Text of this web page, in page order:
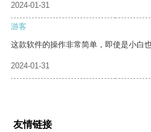
2024-01-31
游客
这款软件的操作非常简单，即使是小白
2024-01-31
友情链接